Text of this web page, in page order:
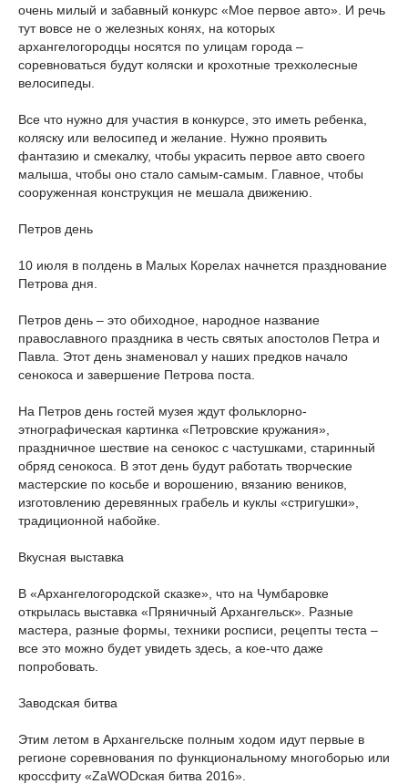
очень милый и забавный конкурс «Мое первое авто». И речь
тут вовсе не о железных конях, на которых
архангелогородцы носятся по улицам города –
соревноваться будут коляски и крохотные трехколесные
велосипеды.
Все что нужно для участия в конкурсе, это иметь ребенка,
коляску или велосипед и желание. Нужно проявить
фантазию и смекалку, чтобы украсить первое авто своего
малыша, чтобы оно стало самым-самым. Главное, чтобы
сооруженная конструкция не мешала движению.
Петров день
10 июля в полдень в Малых Корелах начнется празднование
Петрова дня.
Петров день – это обиходное, народное название
православного праздника в честь святых апостолов Петра и
Павла. Этот день знаменовал у наших предков начало
сенокоса и завершение Петрова поста.
На Петров день гостей музея ждут фольклорно-
этнографическая картинка «Петровские кружания»,
праздничное шествие на сенокос с частушками, старинный
обряд сенокоса. В этот день будут работать творческие
мастерские по косьбе и ворошению, вязанию веников,
изготовлению деревянных грабель и куклы «стригушки»,
традиционной набойке.
Вкусная выставка
В «Архангелогородской сказке», что на Чумбаровке
открылась выставка «Пряничный Архангельск». Разные
мастера, разные формы, техники росписи, рецепты теста –
все это можно будет увидеть здесь, а кое-что даже
попробовать.
Заводская битва
Этим летом в Архангельске полным ходом идут первые в
регионе соревнования по функциональному многоборью или
кроссфиту «ZaWODская битва 2016».